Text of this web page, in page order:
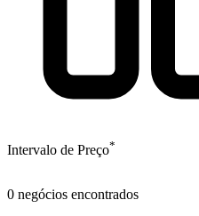
Intervalo de Preço*
0 negócios encontrados